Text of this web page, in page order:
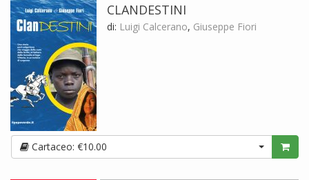
CLANDESTINI
di: Luigi Calcerano, Giuseppe Fiori
Cartaceo: €10.00